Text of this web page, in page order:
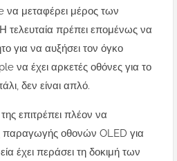
να μεταφέρει μέρος των
τελευταία πρέπει επομένως να
για να αυξήσει τον όγκο
να έχει αρκετές οθόνες για το
δεν είναι απλό.
επιτρέπει πλέον να
παραγωγής οθονών OLED για
έχει περάσει τη δοκιμή των